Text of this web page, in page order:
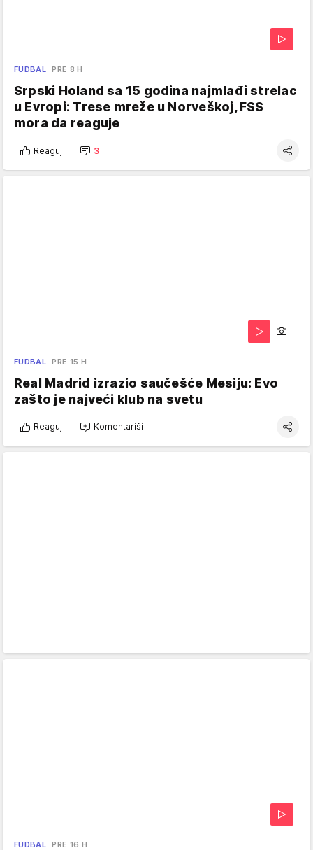
FUDBAL PRE 8 H
Srpski Holand sa 15 godina najmlađi strelac
u Evropi: Trese mreže u Norveškoj, FSS
mora da reaguje
Reaguj 3
FUDBAL PRE 15 H
Real Madrid izrazio saučešće Mesiju: Evo
zašto je najveći klub na svetu
Reaguj Komentariši
FUDBAL PRE 16 H